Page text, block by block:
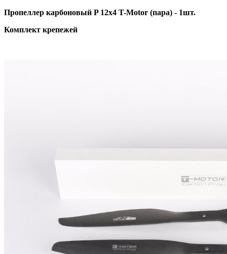
Пропеллер карбоновый P 12x4 T-Motor (пара) - 1шт.
Комплект крепежей